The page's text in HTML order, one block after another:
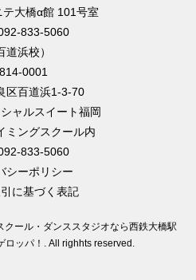
大橋α館 101号室
833-5060
道浜校）
0001
区百道浜1-3-70
ャルスイート福岡
ミングスクール内
833-5060
シーポリシー
に基づく表記
クール・ダンススタジオなら西鉄大橋駅
ロッパ！ . All righhts reserved.